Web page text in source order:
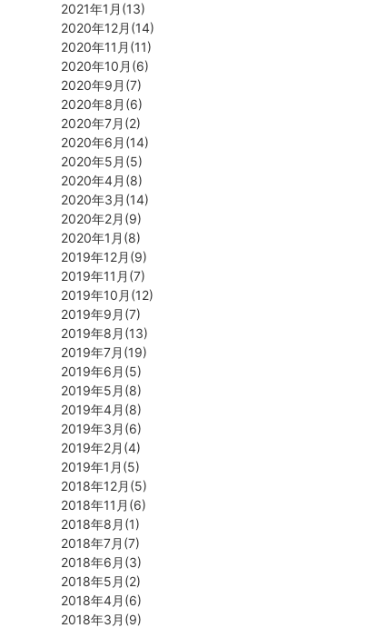
2021年1月(13)
2020年12月(14)
2020年11月(11)
2020年10月(6)
2020年9月(7)
2020年8月(6)
2020年7月(2)
2020年6月(14)
2020年5月(5)
2020年4月(8)
2020年3月(14)
2020年2月(9)
2020年1月(8)
2019年12月(9)
2019年11月(7)
2019年10月(12)
2019年9月(7)
2019年8月(13)
2019年7月(19)
2019年6月(5)
2019年5月(8)
2019年4月(8)
2019年3月(6)
2019年2月(4)
2019年1月(5)
2018年12月(5)
2018年11月(6)
2018年8月(1)
2018年7月(7)
2018年6月(3)
2018年5月(2)
2018年4月(6)
2018年3月(9)